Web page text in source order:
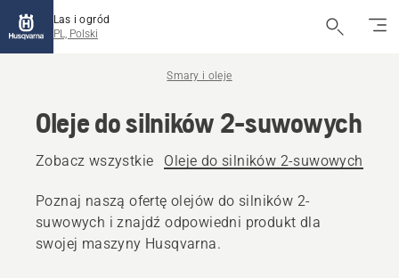
Las i ogród
PL, Polski
Smary i oleje
Oleje do silników 2-suwowych
Zobacz wszystkie Oleje do silników 2-suwowych
Poznaj naszą ofertę olejów do silników 2-
suwowych i znajdź odpowiedni produkt dla
swojej maszyny Husqvarna.